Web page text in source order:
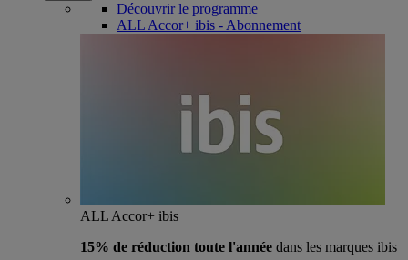
Découvrir le programme
ALL Accor+ ibis - Abonnement
ALL Accor+ ibis
15% de réduction toute l'année dans les marques ibis